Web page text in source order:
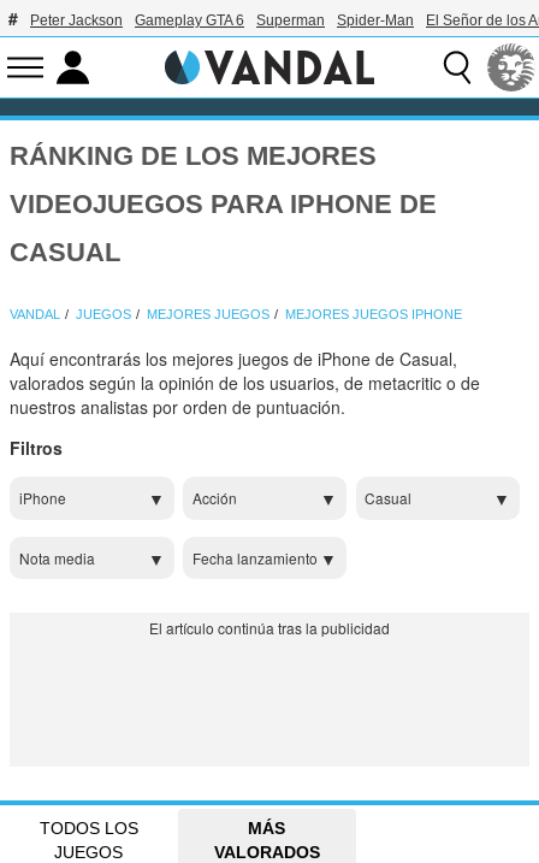
Peter Jackson Gameplay GTA 6 Superman Spider-Man El Señor de los
RÁNKING DE LOS MEJORES
VIDEOJUEGOS PARA IPHONE DE
CASUAL
VANDAL JUEGOS MEJORES JUEGOS MEJORES JUEGOS IPHONE
Aquí encontrarás los mejores juegos de iPhone de Casual,
valorados según la opinión de los usuarios, de metacritic o de
nuestros analistas por orden de puntuación.
Filtros
iPhone Acción Casual
Nota media Fecha lanzamiento
TODOS LOS
JUEGOS
MÁS
VALORADOS